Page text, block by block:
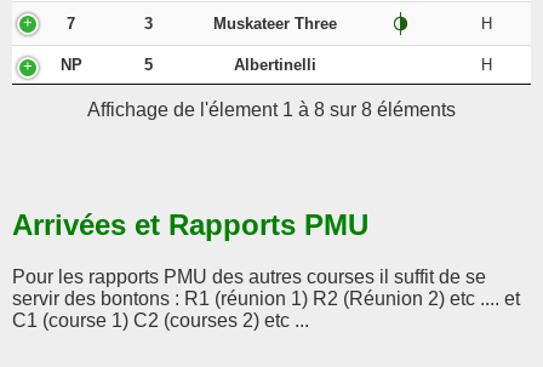
7 3 Muskateer Three H
NP 5 Albertinelli H
Affichage de l'élement 1 à 8 sur 8 éléments
Arrivées et Rapports PMU
Pour les rapports PMU des autres courses il suffit de se
servir des bontons : R1 (réunion 1) R2 (Réunion 2) etc .... et
C1 (course 1) C2 (courses 2) etc ...